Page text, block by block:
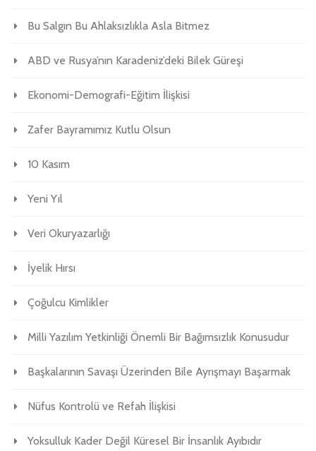
Bu Salgın Bu Ahlaksızlıkla Asla Bitmez
ABD ve Rusya’nın Karadeniz’deki Bilek Güreşi
Ekonomi-Demografi-Eğitim İlişkisi
Zafer Bayramımız Kutlu Olsun
10 Kasım
Yeni Yıl
Veri Okuryazarlığı
İyelik Hırsı
Çoğulcu Kimlikler
Milli Yazılım Yetkinliği Önemli Bir Bağımsızlık Konusudur
Başkalarının Savaşı Üzerinden Bile Ayrışmayı Başarmak
Nüfus Kontrolü ve Refah İlişkisi
Yoksulluk Kader Değil Küresel Bir İnsanlık Ayıbıdır